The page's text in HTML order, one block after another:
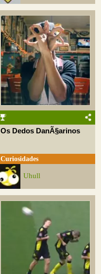
Os Dedos DanÃ§arinos
Curiosidades
Uhull